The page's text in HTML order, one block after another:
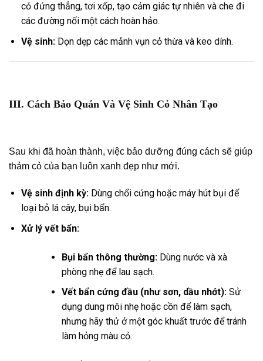
cỏ đứng thẳng, tơi xốp, tạo cảm giác tự nhiên và che đi
các đường nối một cách hoàn hảo.
Vệ sinh:Dọn dẹp các mảnh vụn cỏ thừa và keo dính.
III. Cách Bảo Quản Và Vệ Sinh Cỏ Nhân Tạo
Sau khi đã hoàn thành, việc bảo dưỡng đúng cách sẽ giúp
thảm cỏ của bạn luôn xanh đẹp như mới.
Vệ sinh định kỳ:Dùng chổi cứng hoặc máy hút bụi để
loại bỏ lá cây, bụi bẩn.
Xử lý vết bẩn:
Bụi bẩn thông thường:Dùng nước và xà
phòng nhẹ để lau sạch.
Vết bẩn cứng đầu (như sơn, dầu nhớt):Sử
dụng dung môi nhẹ hoặc cồn để làm sạch,
nhưng hãy thử ở một góc khuất trước để tránh
làm hỏng màu cỏ.